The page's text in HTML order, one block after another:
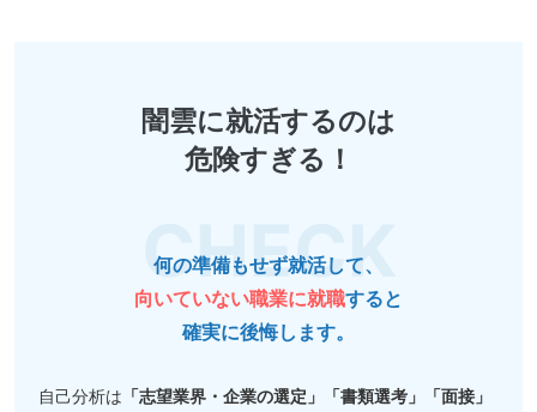
闇雲に就活するのは
危険すぎる！
何の準備もせず就活して、
向いていない職業に就職すると
確実に後悔します。
自己分析は 「志望業界・企業の選定」「書類選考」「面接」